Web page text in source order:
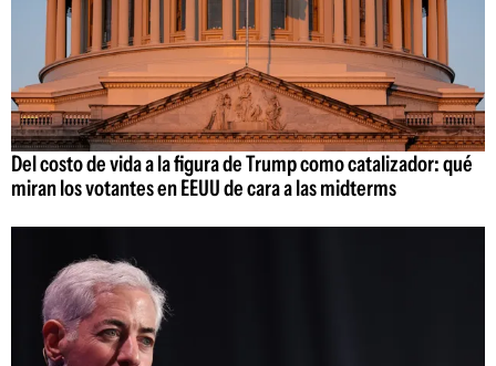
Del costo de vida a la figura de Trump como catalizador: qué
miran los votantes en EEUU de cara a las midterms